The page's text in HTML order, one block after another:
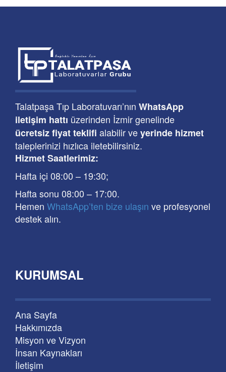
Talatpaşa Tıp Laboratuvarı’nın WhatsApp
iletişim hattı üzerinden İzmir genelinde
ücretsiz fiyat teklifi alabilir veyerinde hizmet
taleplerinizi hızlıca iletebilirsiniz.
Hizmet Saatlerimiz:
Hafta içi 08:00 – 19:30;
Hafta sonu 08:00 – 17:00.
Hemen WhatsApp’ten bize ulaşın ve profesyonel
destek alın.
KURUMSAL
Ana Sayfa
Hakkımızda
Misyon ve Vizyon
İnsan Kaynakları
İletişim